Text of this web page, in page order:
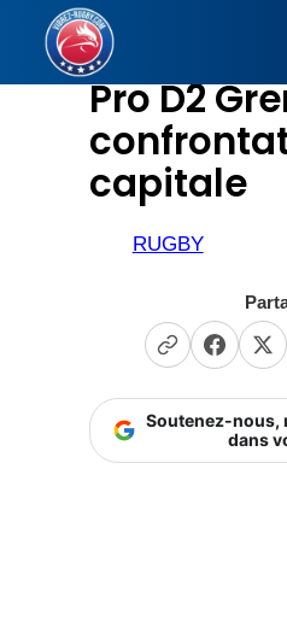
Aller
contenu Pro D2
capitale
RUGBY
Soutenez-nous,
dans